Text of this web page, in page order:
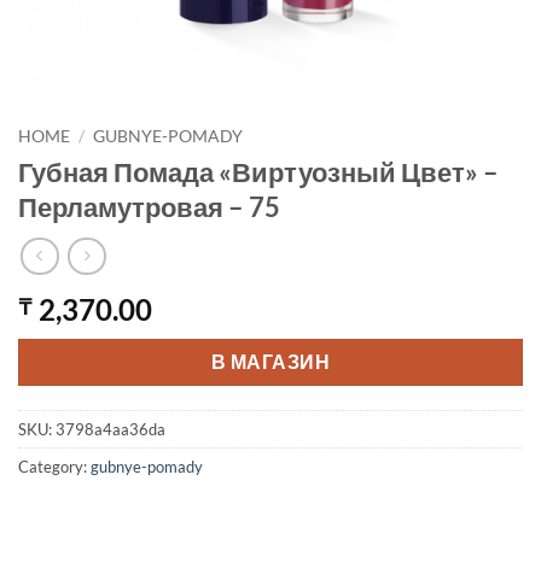
HOME / GUBNYE-POMADY
Губная Помада «Виртуозный Цвет» –
Перламутровая – 75
₸ 2,370.00
В МАГАЗИН
SKU:3798a4aa36da
Category:gubnye-pomady